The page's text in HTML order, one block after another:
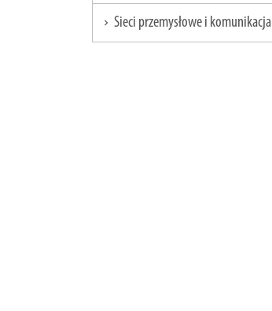
chevron_right Sieci przemysłowe i komunikacja